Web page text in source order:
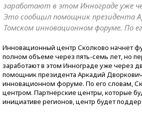
заработают в этом Иннограде уже
Это сообщил помощник президента
Томском инновационном форуме. По
Инновационный центр Сколково начнет
полном объеме через пять-семь лет, но
заработают в этом Иннограде уже через
помощник президента Аркадий
инновационном форуме. По его словам,
центром. Партнёрские центры, которые
инициативе регионов, центр будет